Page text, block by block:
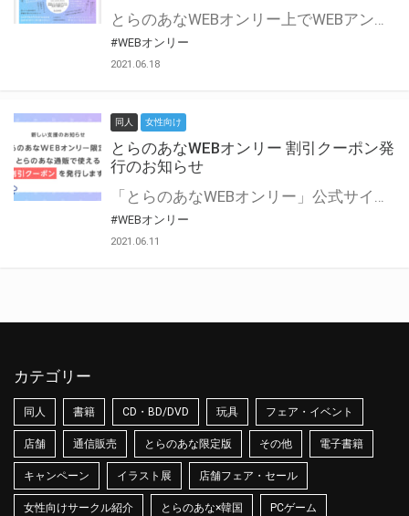
とらのあなWEBオンリー上でWEBアンソロジーが作成できる「記念コメント」について、その使い方や作成手順を解説します！ 支援タイプを「サークル参加型」「サークル参加型・マルシェ(イベント会場)機能付き」でお申し込みいただいている主催者様はぜひご活用ください♪ とらのあなWEBオンリーサイトはこちら
#WEBオンリー
2021.06.18
同人 女性向け
とらのあなWEBオンリー 割引クーポン発
行のお知らせ
「とらのあなWEBオンリー」公式サイトでとらのあな通販の「割引クーポン」を配布中！ イベントごとに開催当日限定で使える割引クーポンのシリアルコードを発行します。 とらのあなWEBオンリーのページをチェックして、イベント当日にお得にお買い物を楽しみましょう♪ ※本キャンペーンは予告なく終了する場合がございます。 とらのあなWEBオンリーサイトはこちら
#WEBオンリー
2021.06.11
カテゴリー
同人 書籍 CD・BD/DVD 玩具 フェア・イベント
店舗 通信販売 とらのあな限定版 その他 電子書籍
キャンペーン イラスト展 店舗フェア・セール
女性向けサークル紹介 とらのあな×韓国 PCゲーム